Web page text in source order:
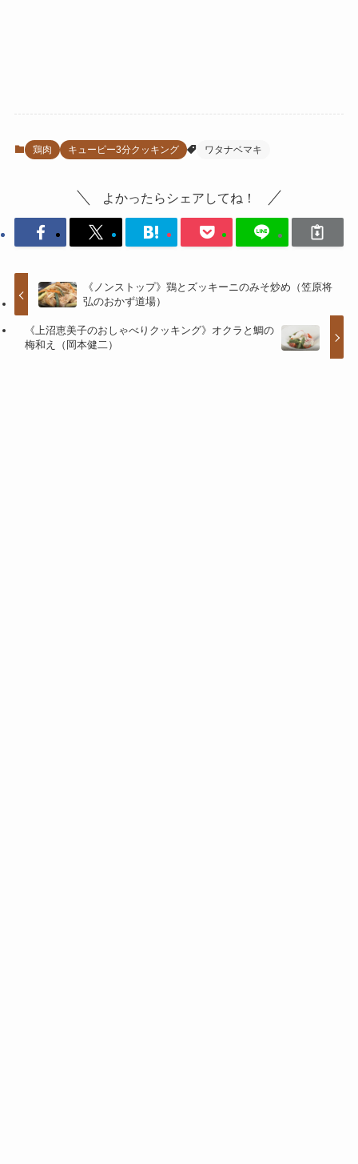
鶏肉 キューピー3分クッキング ワタナベマキ
よかったらシェアしてね！
《ノンストップ》鶏とズッキーニのみそ炒め（笠原将
弘のおかず道場）
《上沼恵美子のおしゃべりクッキング》オクラと鯛の
梅和え（岡本健二）